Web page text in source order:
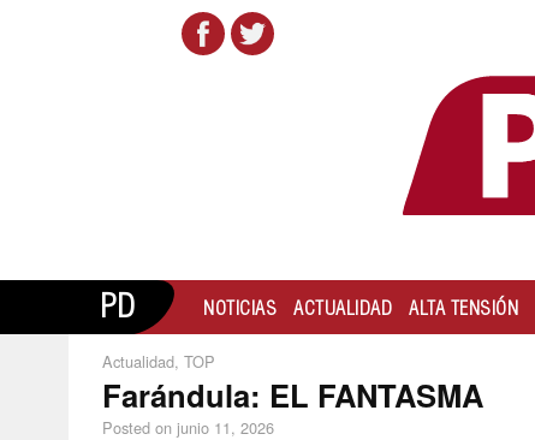
PD NOTICIAS ACTUALIDAD ALTA TENSIÓN
Actualidad, TOP
Farándula: EL FANTASMA
Posted on junio 11, 2026